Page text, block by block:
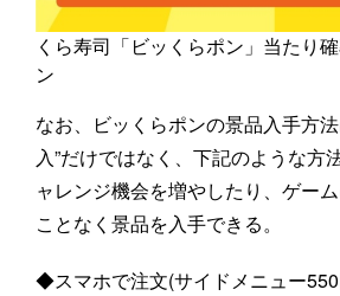
くら寿司「ビッくらポン」当たり
ン
なお、ビッくらポンの景品入手方
入”だけではなく、下記のような方
ャレンジ機会を増やしたり、ゲー
ことなく景品を入手できる。
◆スマホで注文(サイドメニュー